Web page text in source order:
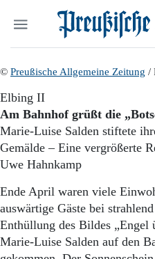
Berlin-
Danzig und
Suchen und finden
© Preußische Allgemeine Zeitung /
Elbing II
Am Bahnhof grüßt die
Marie-Luise Salden stiftete
Gemälde – Eine vergrößerte
Uwe Hahnkamp
Ende April waren viele
auswärtige Gäste bei
Enthüllung des Bildes
Marie-Luise Salden auf den